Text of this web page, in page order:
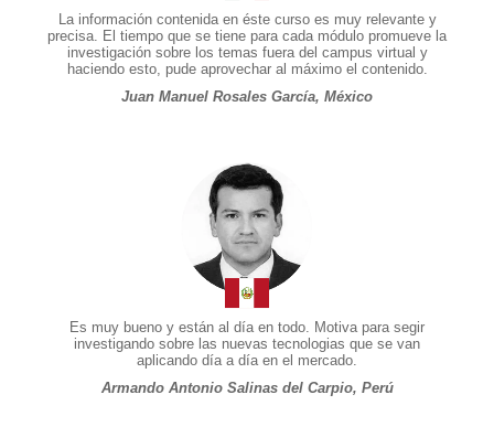
La información contenida en éste curso es muy relevante y
precisa. El tiempo que se tiene para cada módulo promueve la
investigación sobre los temas fuera del campus virtual y
haciendo esto, pude aprovechar al máximo el contenido.
Juan Manuel Rosales García, México
Es muy bueno y están al día en todo. Motiva para segir
investigando sobre las nuevas tecnologias que se van
aplicando día a día en el mercado.
Armando Antonio Salinas del Carpio, Perú